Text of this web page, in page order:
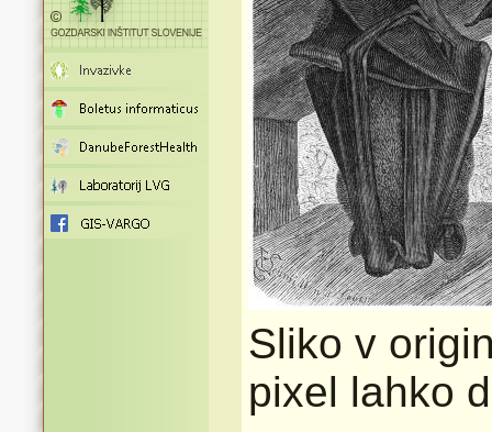
Sliko v
pixel lahko